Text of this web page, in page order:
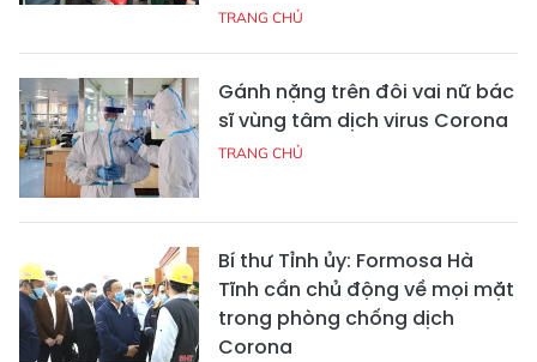
TRANG CHỦ
Gánh nặng trên đôi vai nữ bác
sĩ vùng tâm dịch virus Corona
TRANG CHỦ
Bí thư Tỉnh ủy: Formosa Hà
Tĩnh cần chủ động về mọi mặt
trong phòng chống dịch
Corona